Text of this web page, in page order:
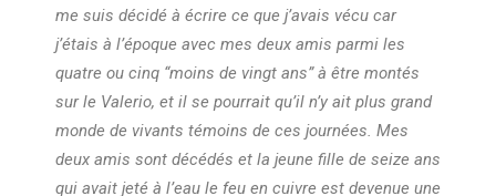
me suis décidé à écrire ce que j’avais vécu car
j’étais à l’époque avec mes deux amis parmi les
quatre ou cinq “moins de vingt ans” à être montés
sur le Valerio, et il se pourrait qu’il n’y ait plus grand
monde de vivants témoins de ces journées. Mes
deux amis sont décédés et la jeune fille de seize ans
qui avait jeté à l’eau le feu en cuivre est devenue une